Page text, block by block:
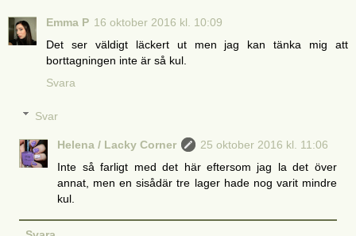
Emma P 16 oktober 2016 kl. 10:09
Det ser väldigt läckert ut men jag kan tänka mig att
borttagningen inte är så kul.
Svara
Svar
Helena / Lacky Corner
25 oktober 2016 kl. 11:06
Inte så farligt med det här eftersom jag la det över
annat, men en sisådär tre lager hade nog varit mindre
kul.